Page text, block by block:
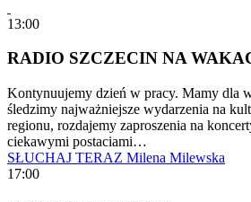
13:00
RADIO SZCZECIN NA
Kontynuujemy dzień w pracy. Mamy dla
śledzimy najważniejsze wydarzenia na
regionu, rozdajemy zaproszenia na
ciekawymi postaciami…
SŁUCHAJ TERAZ Milena Milewska
17:00